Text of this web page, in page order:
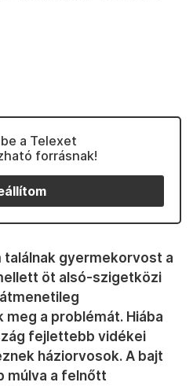
a Telexet
forrásnak!
gyermekorvost a
öt alsó-szigetközi
a problémát. Hiába
fejlettebb vidékei
háziorvosok. A bajt
múlva a felnőtt